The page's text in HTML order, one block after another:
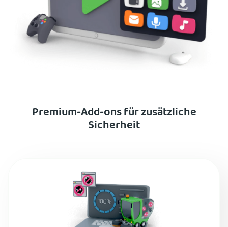
Premium-Add-ons für zusätzliche
Sicherheit